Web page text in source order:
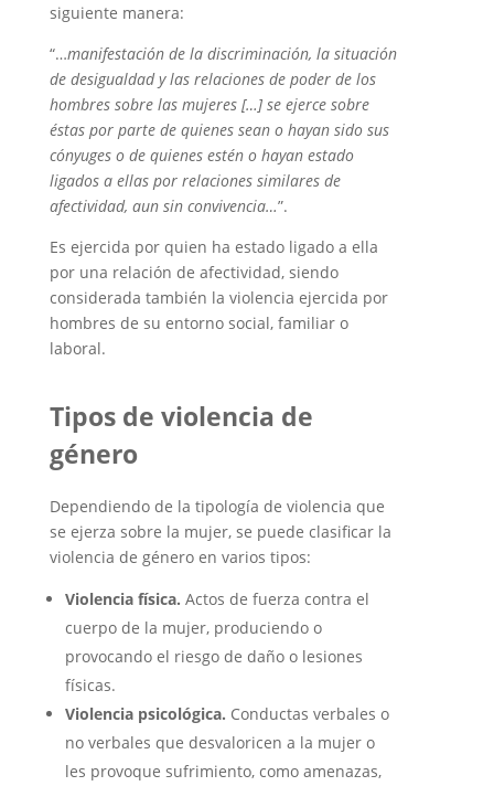
siguiente manera:
“…manifestación de la discriminación, la situación
de desigualdad y las relaciones de poder de los
hombres sobre las mujeres […] se ejerce sobre
éstas por parte de quienes sean o hayan sido sus
cónyuges o de quienes estén o hayan estado
ligados a ellas por relaciones similares de
afectividad, aun sin convivencia…”.
Es ejercida por quien ha estado ligado a ella
por una relación de afectividad, siendo
considerada también la violencia ejercida por
hombres de su entorno social, familiar o
laboral.
Tipos de violencia de
género
Dependiendo de la tipología de violencia que
se ejerza sobre la mujer, se puede clasificar la
violencia de género en varios tipos:
Violencia física. Actos de fuerza contra el
cuerpo de la mujer, produciendo o
provocando el riesgo de daño o lesiones
físicas.
Violencia psicológica. Conductas verbales o
no verbales que desvaloricen a la mujer o
les provoque sufrimiento, como amenazas,